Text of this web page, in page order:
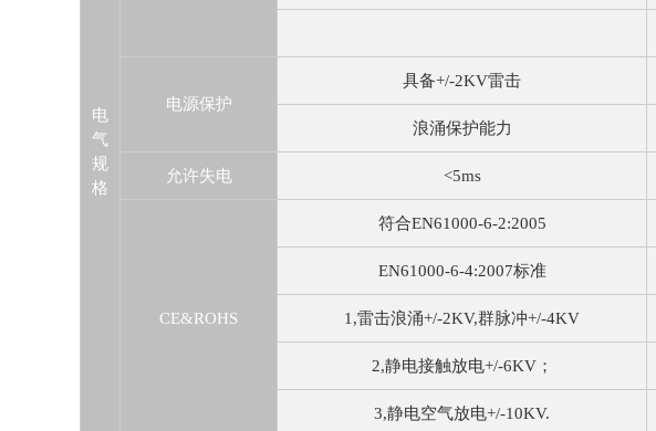
电
气
规
格
电源保护
具备+/-2KV雷击
浪涌保护能力
允许失电 <5ms
CE&ROHS
符合EN61000-6-2:2005
EN61000-6-4:2007标准
1,雷击浪涌+/-2KV,群脉冲+/-4KV
2,静电接触放电+/-6KV；
3,静电空气放电+/-10KV.